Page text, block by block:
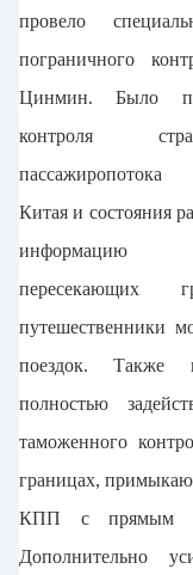
провело
пограничного
Цинмин. Было
контроля
Китая и состояния
информацию
путешественники
поездок. Также
полностью
таможенного
границах,
КПП с прямым
Дополнительно